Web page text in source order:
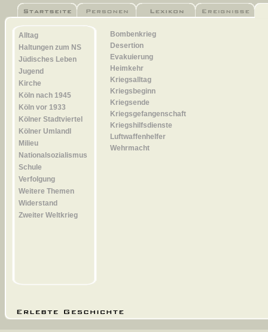
Alltag
Haltungen zum NS
Jüdisches Leben
Jugend
Kirche
Köln nach 1945
Köln vor 1933
Kölner Stadtviertel
Kölner Umlandl
Milieu
Nationalsozialismus
Schule
Verfolgung
Weitere Themen
Widerstand
Zweiter Weltkrieg
Bombenkrieg
Desertion
Evakuierung
Heimkehr
Kriegsalltag
Kriegsbeginn
Kriegsende
Kriegsgefangenschaft
Kriegshilfsdienste
Luftwaffenhelfer
Wehrmacht